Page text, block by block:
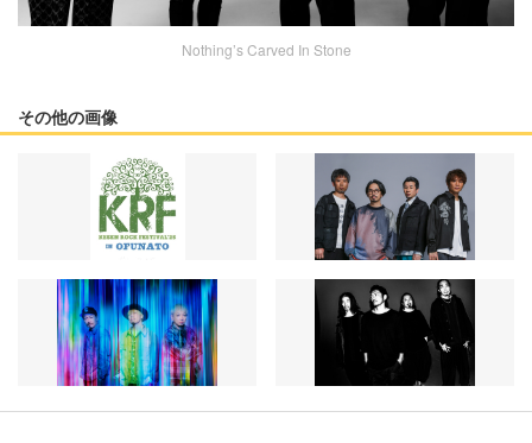
Nothing’s Carved In Stone
その他の画像